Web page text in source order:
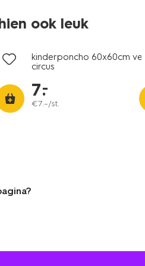
ook leuk
laag geprijsd
kinderponcho 60x60cm
circus
7.
–
€7.–/st.